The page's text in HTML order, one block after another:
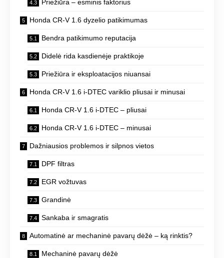
Priežiūra – esminis faktorius
Honda CR-V 1.6 dyzelio patikimumas
Bendra patikimumo reputacija
Didelė rida kasdienėje praktikoje
Priežiūra ir eksploatacijos niuansai
Honda CR-V 1.6 i-DTEC variklio pliusai ir minusai
Honda CR-V 1.6 i-DTEC – pliusai
Honda CR-V 1.6 i-DTEC – minusai
Dažniausios problemos ir silpnos vietos
DPF filtras
EGR vožtuvas
Grandinė
Sankaba ir smagratis
Automatinė ar mechaninė pavarų dėžė – ką rinktis?
Mechaninė pavarų dėžė